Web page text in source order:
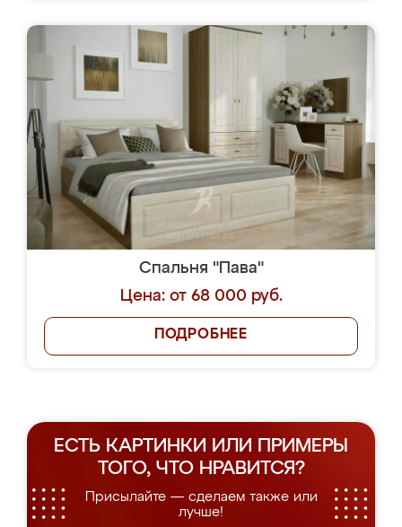
Спальня "Пава"
Цена: от 68 000 руб.
ПОДРОБНЕЕ
ЕСТЬ КАРТИНКИ ИЛИ ПРИМЕРЫ
ТОГО, ЧТО НРАВИТСЯ?
Присылайте — сделаем также или
лучше!